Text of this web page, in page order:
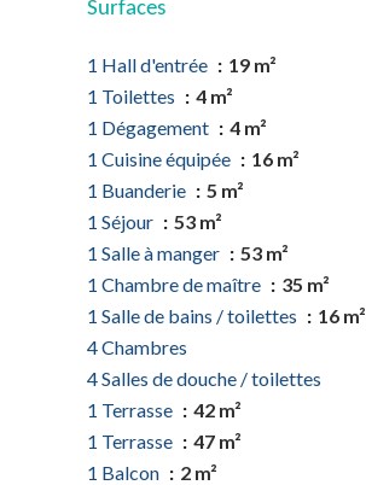
Surfaces
1 Hall d'entrée
19 m²
1 Toilettes
4 m²
1 Dégagement
4 m²
1 Cuisine équipée
16 m²
1 Buanderie
5 m²
1 Séjour
53 m²
1 Salle à manger
53 m²
1 Chambre de maître
35 m²
1 Salle de bains / toilettes
16 m²
4 Chambres
4 Salles de douche / toilettes
1 Terrasse
42 m²
1 Terrasse
47 m²
1 Balcon
2 m²